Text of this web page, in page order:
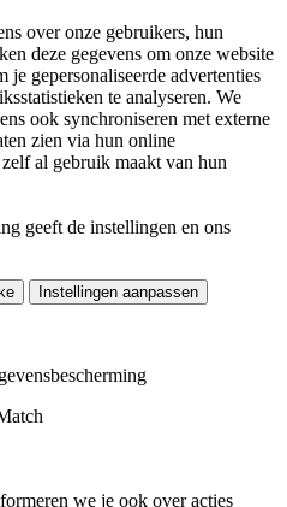
over onze gebruikers, hun
deze gegevens om onze website
gepersonaliseerde advertenties
te analyseren. We
ook synchroniseren met externe
zien via hun online
al gebruik maakt van hun
geeft de instellingen en ons
Instellingen aanpassen
we je ook over acties